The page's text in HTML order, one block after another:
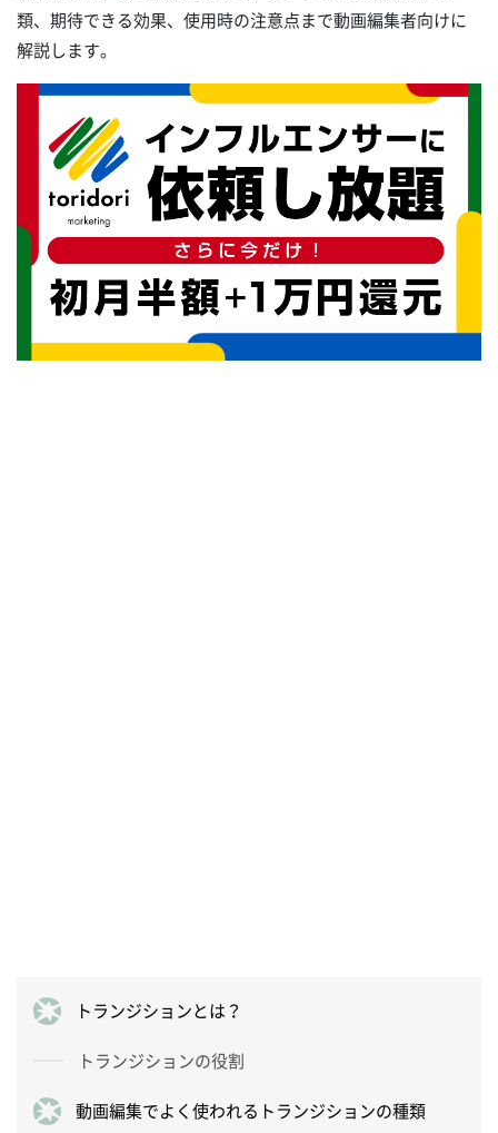
類、期待できる効果、使用時の注意点まで動画編集者向けに
解説します。
トランジションとは？
トランジションの役割
動画編集でよく使われるトランジションの種類